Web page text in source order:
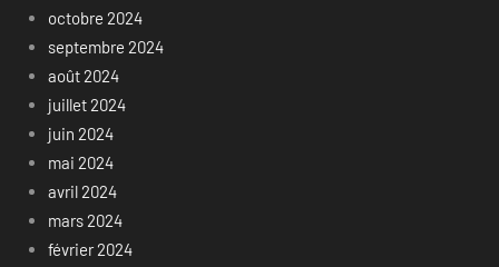
octobre 2024
septembre 2024
août 2024
juillet 2024
juin 2024
mai 2024
avril 2024
mars 2024
février 2024